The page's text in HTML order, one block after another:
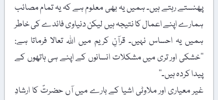
پھنستے رہتے ہیں۔ ہمیں یہ بھی معلوم ہے کہ یہ تمام مصائب
ہمارے اپنے اعمال کا نتیجہ ہیں لیکن دنیاوی فائدے کی خاطر
ہمیں یہ احساس نہیں۔ قرآنِ کریم میں اللہ تعالا فرماتا ہے:
’’خشکی اور تری میں مشکلات انسانوں کے اپنے ہی ہاتھوں کے
پیدا کردہ ہیں۔‘‘
غیر معیاری اور ملاوٹی اشیا کے بارے میں آں حضرتؐ کا ارشادِ